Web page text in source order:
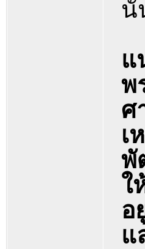
นั่
แ
พ
ศ
เ
พั
ใ
อ
แ